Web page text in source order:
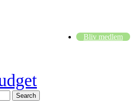
Bliv medlem